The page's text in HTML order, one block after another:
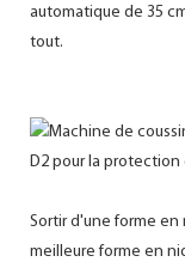
automatique de 35
tout.
Sortir d'une forme
meilleure forme en